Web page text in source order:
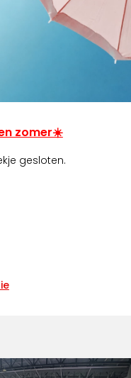
zomer☀️
gesloten.